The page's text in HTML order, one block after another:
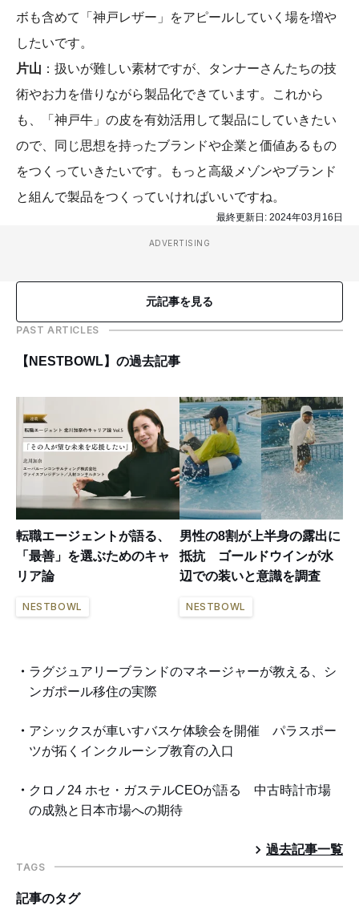
ボも含めて「神戸レザー」をアピールしていく場を増や
したいです。
片山 ：扱いが難しい素材ですが、タンナーさんたちの技
術やお力を借りながら製品化できています。これから
も、「神戸牛」の皮を有効活用して製品にしていきたい
ので、同じ思想を持ったブランドや企業と価値あるもの
をつくっていきたいです。もっと高級メゾンやブランド
と組んで製品をつくっていければいいですね。
最終更新日: 2024年03月16日
ADVERTISING
元記事を見る
PAST ARTICLES
【NESTBOWL】の過去記事
転職エージェントが語る、
「最善」を選ぶためのキャ
リア論
NESTBOWL
男性の8割が上半身の露出に
抵抗 ゴールドウインが水
辺での装いと意識を調査
NESTBOWL
ラグジュアリーブランドのマネージャーが教える、シ
ンガポール移住の実際
アシックスが車いすバスケ体験会を開催 パラスポー
ツが拓くインクルーシブ教育の入口
クロノ24 ホセ・ガステルCEOが語る 中古時計市場
の成熟と日本市場への期待
過去記事一覧
TAGS
記事のタグ